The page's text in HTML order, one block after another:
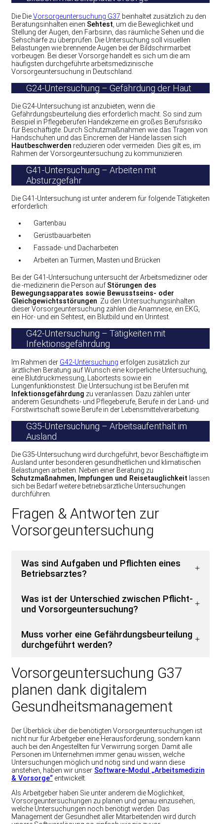
Die DieVorsorgeuntersuchung G37 beinhaltet zusätzlich zu den
Beratungsinhalten einen Sehtest , um die Beweglichkeit und
Stellung der Augen, den Farbsinn, das räumliche Sehen und die
Sehschärfe zu überprüfen. Die Untersuchung soll visuellen
Belastungen wie brennende Augen bei der Bildschirmarbeit
vorbeugen. Bei dieser Vorsorge handelt es sich um die am
häufigsten durchgeführte arbeitsmedizinische
Vorsorgeuntersuchung in Deutschland.
G24-Untersuchung – Gefährdung der Haut
Die G24-Untersuchung ist anzubieten, wenn die
Gefährdungsbeurteilung dies erforderlich macht. So sind zum
Beispiel in Pflegeberufen Handekzeme ein großes Berufsrisiko
für Beschäftigte. Durch Schutzmaßnahmen wie das Tragen von
Handschuhen und das Eincremen der Hände lassen sich
Hautbeschwerden reduzieren oder vermeiden. Dies gilt es, im
Rahmen der Vorsorgeuntersuchung zu kommunizieren.
G41-Untersuchung – Arbeiten mit
Absturzgefahr
Die G41-Untersuchung ist unter anderem für folgende Tätigkeiten
erforderlich:
Gartenbau
Gerüstbauarbeiten
Fassade- und Dacharbeiten
Arbeiten an Türmen, Masten und Brücken
Bei der G41-Untersuchung untersucht der Arbeitsmediziner oder
die -medizinerin die Person aufStörungen des
Bewegungsapparates sowie Bewusstseins- oder
Gleichgewichtsstörungen. Zu den Untersuchungsinhalten
dieser Vorsorgeuntersuchung zählen die Anamnese, ein EKG,
ein Hör- und ein Sehtest, ein Blutbild und ein Urintest.
G42-Untersuchung – Tätigkeiten mit
Infektionsgefährdung
Im Rahmen der G42-Untersuchung erfolgen zusätzlich zur
ärztlichen Beratung auf Wunsch eine körperliche Untersuchung,
eine Blutdruckmessung, Labortests sowie ein
Lungenfunktionstest. Die Untersuchung ist bei Berufen mit
Infektionsgefährdung zu veranlassen. Dazu zählen unter
anderem Gesundheits- und Pflegeberufe, Berufe in der Land- und
Forstwirtschaft sowie Berufe in der Lebensmittelverarbeitung.
G35-Untersuchung – Arbeitsaufenthalt im
Ausland
Die G35-Untersuchung wird durchgeführt, bevor Beschäftigte im
Ausland unter besonderen gesundheitlichen und klimatischen
Belastungen arbeiten. Neben einer Beratung zu
Schutzmaßnahmen, Impfungen und Reisetauglichkeit lassen
sich bei Bedarf weitere betriebsärztliche Untersuchungen
durchführen.
Fragen & Antworten zur
Vorsorgeuntersuchung
Was sind Aufgaben und Pflichten eines
Betriebsarztes?
Was ist der Unterschied zwischen Pflicht-
und Vorsorgeuntersuchung?
Muss vorher eine Gefährdungsbeurteilung
durchgeführt werden?
Vorsorgeuntersuchung G37
planen dank digitalem
Gesundheitsmanagement
Der Überblick über die benötigten Vorsorgeuntersuchungen ist
nicht nur für Arbeitgeber eine Herausforderung, sondern kann
auch bei den Angestellten für Verwirrung sorgen. Damit alle
Personen im Unternehmen immer genau wissen, welche
Untersuchungen möglich und nötig sind und wann diese
anstehen, haben wir unser Software-Modul „Arbeitsmedizin
& Vorsorge“ entwickelt.
Als Arbeitgeber haben Sie unter anderem die Möglichkeit,
Vorsorgeuntersuchungen zu planen und genau einzusehen,
welche Untersuchungen noch benötigt werden. Das
Management der Gesundheit aller Mitarbeitenden wird durch